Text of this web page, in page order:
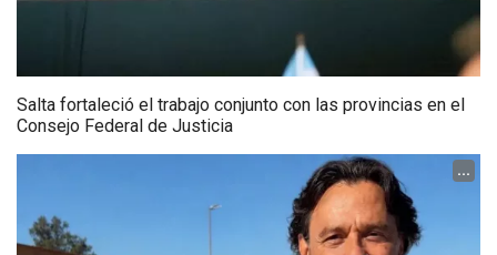
Salta fortaleció el trabajo conjunto con las provincias en el
Consejo Federal de Justicia
...